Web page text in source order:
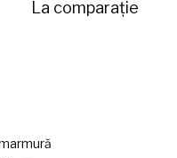
La comparație